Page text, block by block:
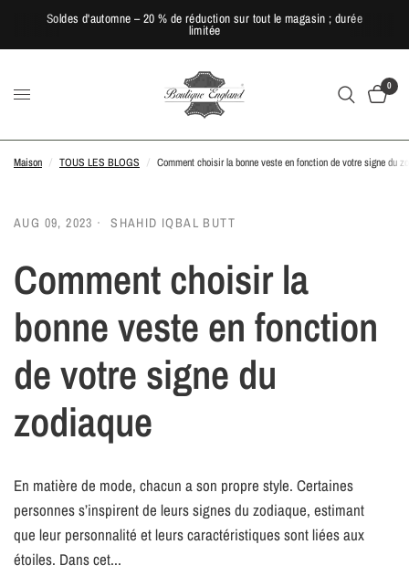
Soldes d'automne – 20 % de réduction sur tout le magasin ; durée
limitée
0
Maison / TOUS LES BLOGS / Comment choisir la bonne veste en fonction de votre signe du
AUG 09, 2023 SHAHID IQBAL BUTT
Comment choisir la
bonne veste en fonction
de votre signe du
zodiaque
En matière de mode, chacun a son propre style. Certaines
personnes s’inspirent de leurs signes du zodiaque, estimant
que leur personnalité et leurs caractéristiques sont liées aux
étoiles. Dans cet...